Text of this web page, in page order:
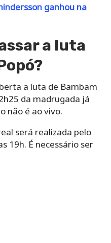
ganhou na
a luta
a luta de Bambam
da madrugada já
não é ao vivo.
será realizada pelo
19h. É necessário ser